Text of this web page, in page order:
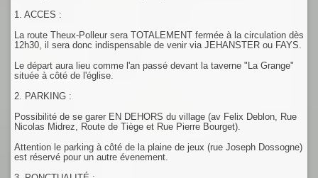
1. ACCES :
La route Theux-Polleur sera TOTALEMENT fermée à la circulation dès
12h30, il sera donc indispensable de venir via JEHANSTER ou FAYS.
Le départ aura lieu comme l'an passé devant la taverne "La Grange"
située à côté de l'église.
2. PARKING :
Possibilité de se garer EN DEHORS du village (av Felix Deblon, Rue
Nicolas Midrez, Route de Tiège et Rue Pierre Bourget).
Attention le parking à côté de la plaine de jeux (rue Joseph Dossogne)
est réservé pour un autre évenement.